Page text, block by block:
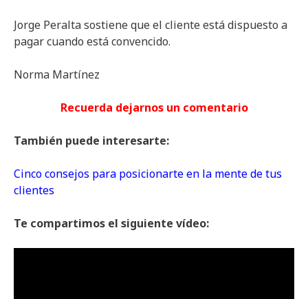
Jorge Peralta sostiene que el cliente está dispuesto a
pagar cuando está convencido.
Norma Martínez
Recuerda dejarnos un comentario
También puede interesarte:
Cinco consejos para posicionarte en la mente de tus
clientes
Te compartimos el siguiente vídeo: